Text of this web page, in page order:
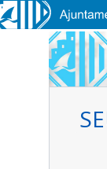
Vés al contingut